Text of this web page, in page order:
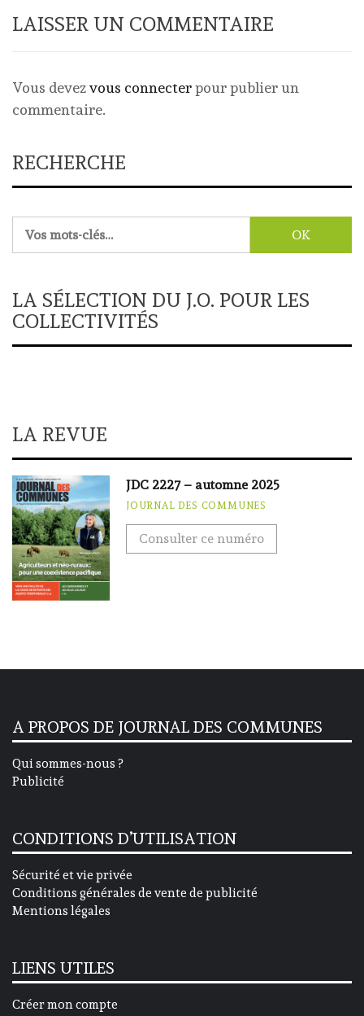
LAISSER UN COMMENTAIRE
Vous devezvous connecterpour publier un
commentaire.
RECHERCHE
LA SÉLECTION DU J.O. POUR LES
COLLECTIVITÉS
LA REVUE
JDC 2227 – automne 2025
JOURNAL DES COMMUNES
Consulter ce numéro
A PROPOS DE JOURNAL DES COMMUNES
Qui sommes-nous ?
Publicité
CONDITIONS D’UTILISATION
Sécurité et vie privée
Conditions générales de vente de publicité
Mentions légales
LIENS UTILES
Créer mon compte